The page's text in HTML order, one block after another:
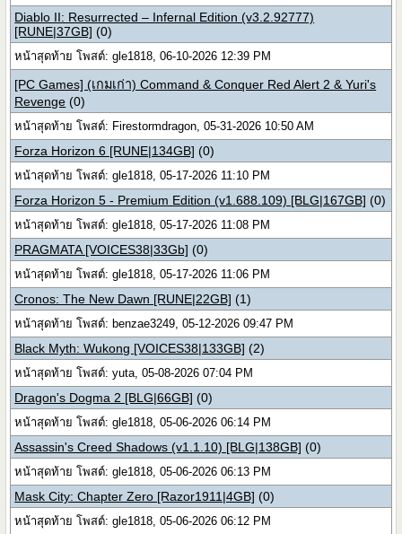
Diablo II: Resurrected – Infernal Edition (v3.2.92777)
[RUNE|37GB] (0)
หน้าสุดท้าย โพสต์: gle1818, 06-10-2026 12:39 PM
[PC Games] (เกมเก่า) Command & Conquer Red Alert 2 & Yuri's
Revenge (0)
หน้าสุดท้าย โพสต์: Firestormdragon, 05-31-2026 10:50 AM
Forza Horizon 6 [RUNE|134GB] (0)
หน้าสุดท้าย โพสต์: gle1818, 05-17-2026 11:10 PM
Forza Horizon 5 - Premium Edition (v1.688.109) [BLG|167GB] (0)
หน้าสุดท้าย โพสต์: gle1818, 05-17-2026 11:08 PM
PRAGMATA [VOICES38|33Gb] (0)
หน้าสุดท้าย โพสต์: gle1818, 05-17-2026 11:06 PM
Cronos: The New Dawn [RUNE|22GB] (1)
หน้าสุดท้าย โพสต์: benzae3249, 05-12-2026 09:47 PM
Black Myth: Wukong [VOICES38|133GB] (2)
หน้าสุดท้าย โพสต์: yuta, 05-08-2026 07:04 PM
Dragon's Dogma 2 [BLG|66GB] (0)
หน้าสุดท้าย โพสต์: gle1818, 05-06-2026 06:14 PM
Assassin's Creed Shadows (v1.1.10) [BLG|138GB] (0)
หน้าสุดท้าย โพสต์: gle1818, 05-06-2026 06:13 PM
Mask City: Chapter Zero [Razor1911|4GB] (0)
หน้าสุดท้าย โพสต์: gle1818, 05-06-2026 06:12 PM